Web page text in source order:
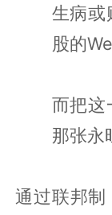
生病或
股的
而把这
那张永
通过联邦制